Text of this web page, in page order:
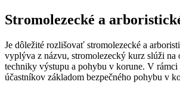
Stromolezecké a
Je dôležité rozlišovať stromolezecké a
vyplýva z názvu, stromolezecký kurz slúži na
techniky výstupu a pohybu v korune. V rámci
účastníkov základom bezpečného pohybu v